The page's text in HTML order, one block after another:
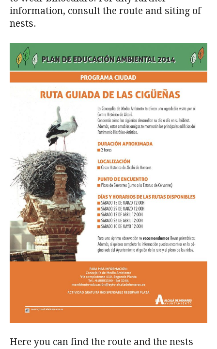
information, consult the route and siting of
nests.
Here you can find the route and the nests